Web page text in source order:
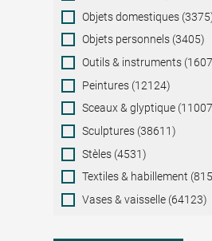
Objets domestiques
Objets personnels (3405)
Outils & instruments
Peintures (12124)
Sceaux & glyptique
Sculptures (38611)
Stèles (4531)
Textiles & habillement
Vases & vaisselle (64123)